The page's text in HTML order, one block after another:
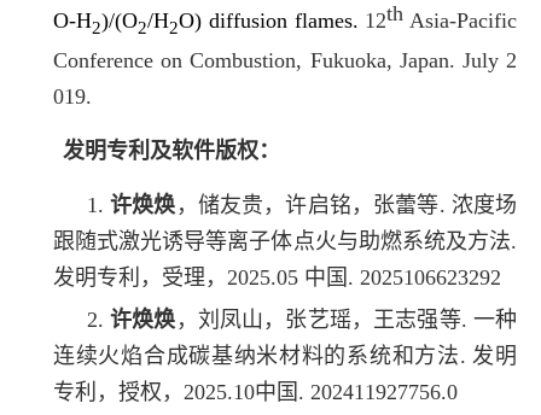
O-H2)/(O2/H2O) diffusion flames. 12th Asia-Pacific
Conference on Combustion, Fukuoka, Japan. July 2
019.
发明专利及软件版权：
1.许焕焕 ，储友贵，许启铭，张蕾等. 浓度场
跟随式激光诱导等离子体点火与助燃系统及方法.
发明专利，受理，2025.05 中国. 2025106623292
2.许焕焕 ，刘凤山，张艺瑶，王志强等. 一种
连续火焰合成碳基纳米材料的系统和方法. 发明
专利，授权，2025.10中国. 202411927756.0